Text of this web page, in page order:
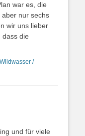
war es, die
aber nur sechs
wir uns lieber
dass die
Wildwasser /
und für viele